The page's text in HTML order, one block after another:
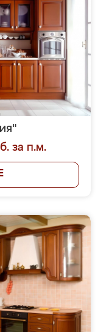
за п.м.